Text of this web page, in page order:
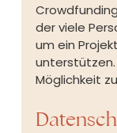
der viele
um ein
Möglichkeit